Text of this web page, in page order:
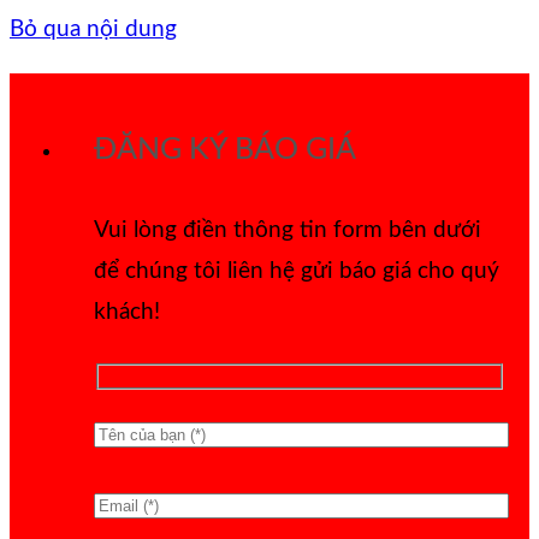
Bỏ qua nội dung
ĐĂNG KÝ BÁO GIÁ
Vui lòng điền thông tin form bên dưới
để chúng tôi liên hệ gửi báo giá cho quý
khách!